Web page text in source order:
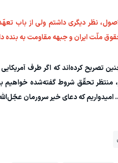
نظر دیگری داشتم ولی از باب
ملّت ایران و جبهه مقاومت به بنده
تصریح کرده‌اند که اگر طرف
منتظر تحقّق شروط گفته‌شده خواهیم
امیدواریم که دعای خیر سرورمان